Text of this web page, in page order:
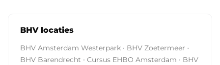
BHV Barendrecht·Cursus EHBO Amsterdam·BHV
Heerenveen·BHV Hoogeveen·BHV Hengelo ·